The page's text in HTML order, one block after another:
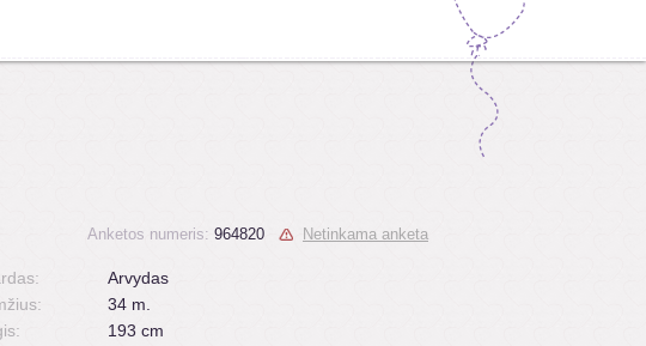
Anketos numeris: 964820 Netinkama anketa
Arvydas
34 m.
193 cm